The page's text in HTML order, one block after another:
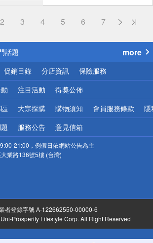
2 3 4 5 6 7
地區配送
公告
話題
優惠
地區配送
網頁！請小心！
more
促銷目錄 分店資訊 保險服務
注目活動 得獎公佈
大宗採購 購物須知 會員服務條款 隱
服務公告 意見信箱
21:00，例假日依網站公告為主
業路136號5樓 (台灣)
者登錄字號 A-122662550-00000-6
Prosperity Lifestyle Corp. All Right Reserved